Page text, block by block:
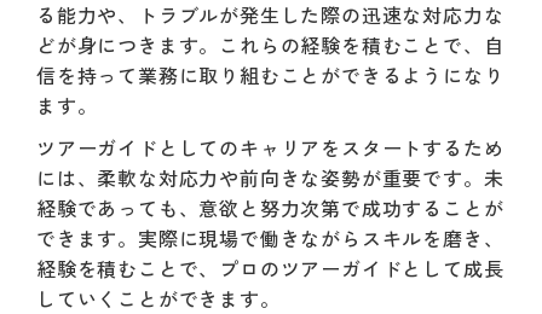
る能力や、トラブルが発生した際の迅速な対応力な
どが身につきます。これらの経験を積むことで、自
信を持って業務に取り組むことができるようになり
ます。
ツアーガイドとしてのキャリアをスタートするため
には、柔軟な対応力や前向きな姿勢が重要です。未
経験であっても、意欲と努力次第で成功することが
できます。実際に現場で働きながらスキルを磨き、
経験を積むことで、プロのツアーガイドとして成長
していくことができます。